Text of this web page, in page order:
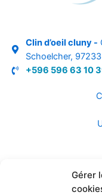
Gérer
Clin d’oeil cluny -
Schoelcher, 97233
+596 596 63 10